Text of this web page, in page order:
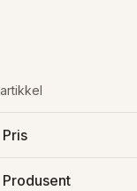
Pris
Produsent